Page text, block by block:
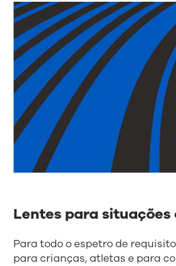
Lentes para situações
Para todo o espetro de
para crianças, atletas e para